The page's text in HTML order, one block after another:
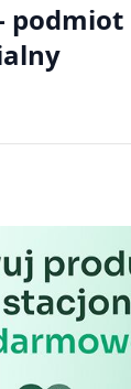
podmiot